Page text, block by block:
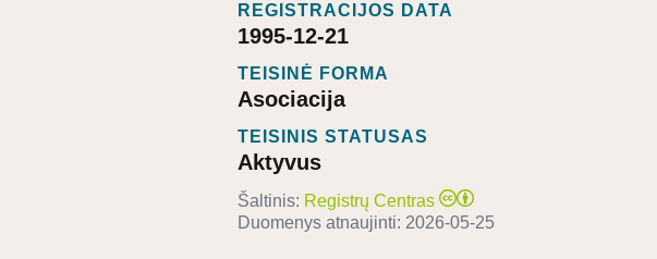
REGISTRACIJOS DATA
1995-12-21
TEISINĖ FORMA
Asociacija
TEISINIS STATUSAS
Aktyvus
Šaltinis: Registrų Centras
Duomenys atnaujinti: 2026-05-25